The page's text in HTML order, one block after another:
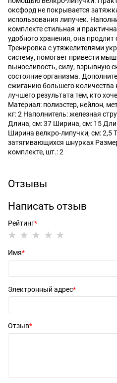
оксфорд не покрывается
использования липучек.
комплекте стильная и
удобного хранения, она
Тренировка с утяжелителями
систему, помогает привести
выносливость, силу, взрывную
состояние организма.
сжиганию большего количества
лучшего результата тем, кто
Материал: полиэстер, нейлон,
кг: 2 Наполнитель: железная
Длина, см: 37 Ширина, см: 15
Ширина велкро-липучки, см: 2,5
затягивающихся шнурках
комплекте, шт.: 2
Отзывы
Написать отзыв
Рейтинг
Имя
Электронный адрес
Отзыв